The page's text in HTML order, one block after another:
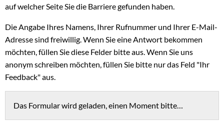
auf welcher Seite Sie die Barriere gefunden haben.
Die Angabe Ihres Namens, Ihrer Rufnummer und Ihrer E-Mail-
Adresse sind freiwillig. Wenn Sie eine Antwort bekommen
möchten, füllen Sie diese Felder bitte aus. Wenn Sie uns
anonym schreiben möchten, füllen Sie bitte nur das Feld "Ihr
Feedback" aus.
Das Formular wird geladen, einen Moment bitte…